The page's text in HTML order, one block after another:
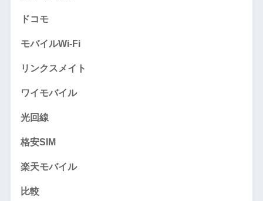
ドコモ
モバイルWi-Fi
リンクスメイト
ワイモバイル
光回線
格安SIM
楽天モバイル
比較